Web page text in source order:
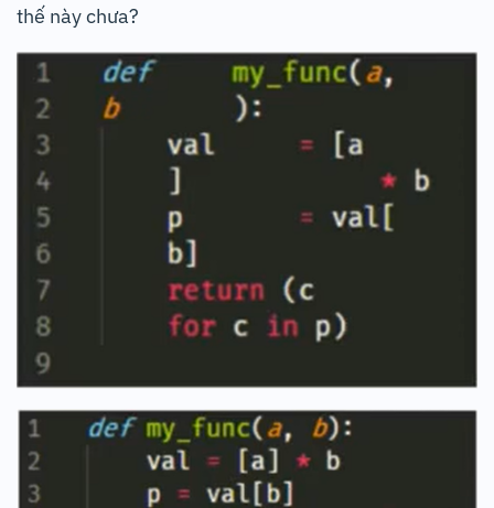
thế này chưa?